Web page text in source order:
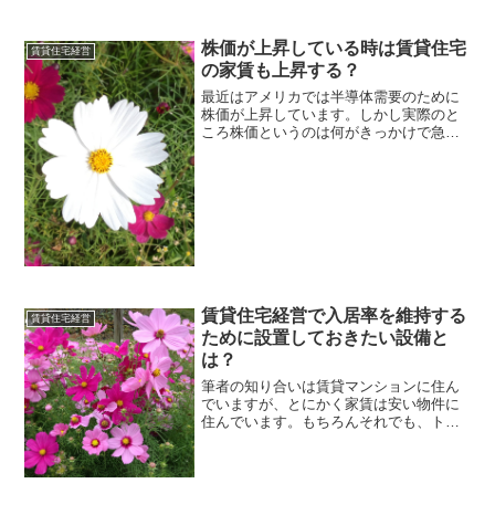
る管理会社が入居者さんからの家賃を集
金して、そのうちの5～1...
賃貸住宅経営
株価が上昇している時は賃貸住宅
の家賃も上昇する？
最近はアメリカでは半導体需要のために
株価が上昇しています。しかし実際のと
ころ株価というのは何がきっかけで急
賃貸住宅経営
賃貸住宅経営で入居率を維持する
ために設置しておきたい設備と
は？
筆者の知り合いは賃貸マンションに住ん
でいますが、とにかく家賃は安い物件に
住んでいます。もちろんそれでも、トイ